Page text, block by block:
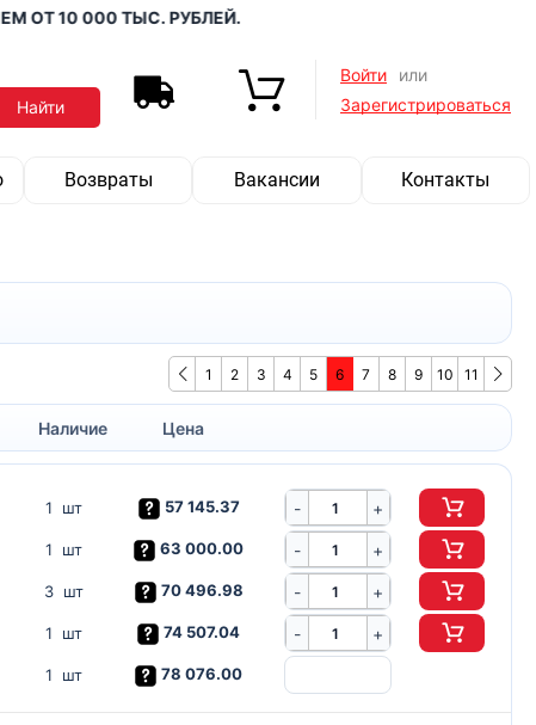
10 000 ТЫС. РУБЛЕЙ.
Войти
или
Зарегистрироваться
Возвраты Вакансии Контакты
1 2 3 4 5 6 7 8 9 10 11
Наличие Цена
1 шт 57 145.37 - +
1 шт 63 000.00 - +
3 шт 70 496.98 - +
1 шт 74 507.04 - +
1 шт 78 076.00